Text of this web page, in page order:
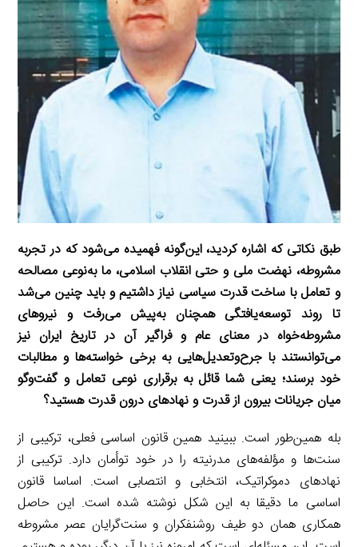
‌طبق نکاتی که اشاره کردید، این‌گونه فهمیده می‌شود که در تجربه
مشروطه، نهضت ملی و حتی انقلاب اسلامی، ما به‌نوعی مصالحه
و تعامل با ساخت قدرت سیاسی نیاز داشتیم و باید چنین می‌شد
تا روند توسعه‌یافتگی همچنان به‌پیش می‌رفت و نیروهای
مشروطه‌خواه در معنای عام و فراگیر آن در تاریخ ایران نیز
می‌توانستند با جرح‌وتعدیل‌هایی به برخی خواسته‌ها و مطالبات
خود برسند؛ یعنی شما قائل به برقراری نوعی تعامل و گفت‌وگو
میان جریانات بیرون از قدرت و نهادهای درون قدرت هستید؟
بله همین‌طور است. ببینید همین قانون اساسی فعلی، ترکیبی از
سنت‌ها و مؤلفه‌های مدرنیته را در خود توأمان دارد. ترکیبی از
نهادهای دموکراتیک، انتخابی و انتصابی است. اساسا قانون
اساسی ما دقیقا به این شکل نوشته ‌شده است. این حاصل
همکاری همان دو طیف روشنفکران و سنت‌گرایان عصر مشروطه